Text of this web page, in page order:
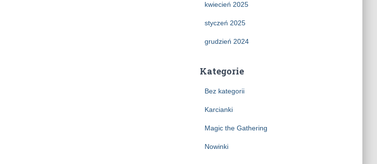
kwiecień 2025
styczeń 2025
grudzień 2024
Kategorie
Bez kategorii
Karcianki
Magic the Gathering
Nowinki